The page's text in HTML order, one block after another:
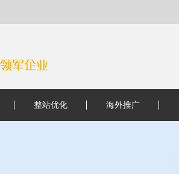
整站优化 海外推广